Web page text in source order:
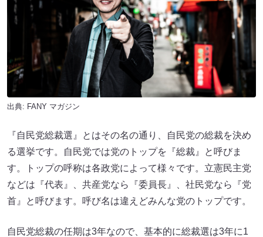
出典: FANY マガジン
『自民党総裁選』とはその名の通り、自民党の総裁を決め
る選挙です。自民党では党のトップを『総裁』と呼びま
す。トップの呼称は各政党によって様々です。立憲民主党
などは『代表』、共産党なら『委員長』、社民党なら『党
首』と呼びます。呼び名は違えどみんな党のトップです。
自民党総裁の任期は3年なので、基本的に総裁選は3年に1